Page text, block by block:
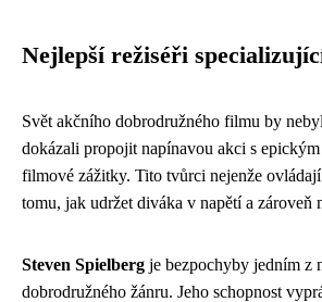
Nejlepší režiséři
Svět akčního dobrodružného filmu by
dokázali propojit napínavou akci s
filmové zážitky. Tito tvůrci nejenže
tomu, jak udržet diváka v napětí a
Steven Spielberg je bezpochyby jedním z
dobrodružného žánru. Jeho schopnost